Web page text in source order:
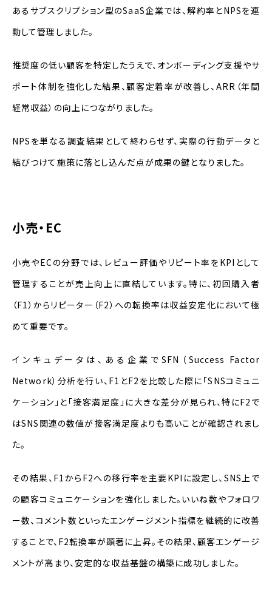
あるサブスクリプション型のSaaS企業では、解約率とNPSを連
動して管理しました。
推奨度の低い顧客を特定したうえで、オンボーディング支援やサ
ポート体制を強化した結果、顧客定着率が改善し、ARR（年間
経常収益）の向上につながりました。
NPSを単なる調査結果として終わらせず、実際の行動データと
結びつけて施策に落とし込んだ点が成果の鍵となりました。
小売・EC
小売やECの分野では、レビュー評価やリピート率をKPIとして
管理することが売上向上に直結しています。特に、初回購入者
（F1）からリピーター（F2）への転換率は収益安定化において極
めて重要です。
インキュデータは、ある企業でSFN（Success Factor
Network）分析を行い、F1とF2を比較した際に「SNSコミュニ
ケーション」と「接客満足度」に大きな差分が見られ、特にF2で
はSNS関連の数値が接客満足度よりも高いことが確認されまし
た。
その結果、F1からF2への移行率を主要KPIに設定し、SNS上で
の顧客コミュニケーションを強化しました。いいね数やフォロワ
ー数、コメント数といったエンゲージメント指標を継続的に改善
することで、F2転換率が顕著に上昇。その結果、顧客エンゲージ
メントが高まり、安定的な収益基盤の構築に成功しました。